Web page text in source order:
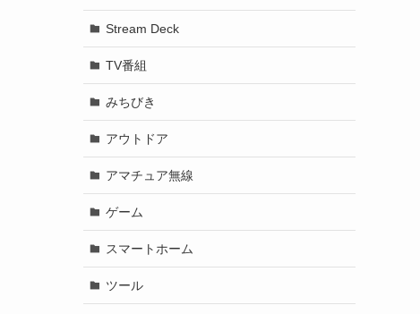
Stream Deck
TV番組
みちびき
アウトドア
アマチュア無線
ゲーム
スマートホーム
ツール